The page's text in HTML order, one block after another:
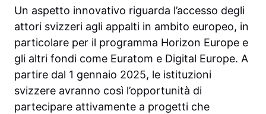
Un aspetto innovativo riguarda l’accesso degli
attori svizzeri agli appalti in ambito europeo, in
particolare per il programma Horizon Europe e
gli altri fondi come Euratom e Digital Europe. A
partire dal 1 gennaio 2025, le istituzioni
svizzere avranno così l’opportunità di
partecipare attivamente a progetti che